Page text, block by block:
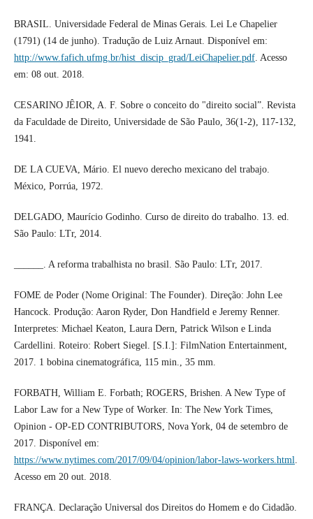
BRASIL. Universidade Federal de Minas Gerais. Lei Le Chapelier
(1791) (14 de junho). Tradução de Luiz Arnaut. Disponível em:
http://www.fafich.ufmg.br/hist_discip_grad/LeiChapelier.pdf. Acesso
em: 08 out. 2018.
CESARINO JÊIOR, A. F. Sobre o conceito do "direito social”. Revista
da Faculdade de Direito, Universidade de São Paulo, 36(1-2), 117-132,
1941.
DE LA CUEVA, Mário. El nuevo derecho mexicano del trabajo.
México, Porrúa, 1972.
DELGADO, Maurício Godinho. Curso de direito do trabalho. 13. ed.
São Paulo: LTr, 2014.
______. A reforma trabalhista no brasil. São Paulo: LTr, 2017.
FOME de Poder (Nome Original: The Founder). Direção: John Lee
Hancock. Produção: Aaron Ryder, Don Handfield e Jeremy Renner.
Interpretes: Michael Keaton, Laura Dern, Patrick Wilson e Linda
Cardellini. Roteiro: Robert Siegel. [S.I.]: FilmNation Entertainment,
2017. 1 bobina cinematográfica, 115 min., 35 mm.
FORBATH, William E. Forbath; ROGERS, Brishen. A New Type of
Labor Law for a New Type of Worker. In: The New York Times,
Opinion - OP-ED CONTRIBUTORS, Nova York, 04 de setembro de
2017. Disponível em:
https://www.nytimes.com/2017/09/04/opinion/labor-laws-workers.html.
Acesso em 20 out. 2018.
FRANÇA. Declaração Universal dos Direitos do Homem e do Cidadão.